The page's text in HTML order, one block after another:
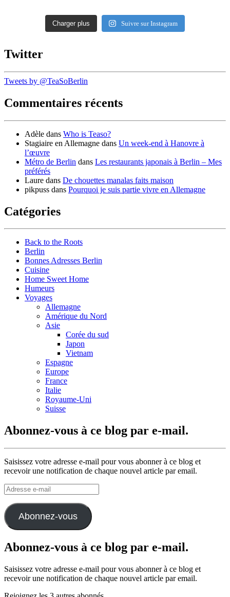
Charger plus Suivre sur Instagram
Twitter
Tweets by @TeaSoBerlin
Commentaires récents
Adèle dans Who is Teaso?
Stagiaire en Allemagne dans Un week-end à Hanovre à
l’œuvre
Métro de Berlin dans Les restaurants japonais à Berlin – Mes
préférés
Laure dans De chouettes manalas faits maison
pikpuss dans Pourquoi je suis partie vivre en Allemagne
Catégories
Back to the Roots
Berlin
Bonnes Adresses Berlin
Cuisine
Home Sweet Home
Humeurs
Voyages
Allemagne
Amérique du Nord
Asie
Corée du sud
Japon
Vietnam
Espagne
Europe
France
Italie
Royaume-Uni
Suisse
Abonnez-vous à ce blog par e-mail.
Saisissez votre adresse e-mail pour vous abonner à ce blog et
recevoir une notification de chaque nouvel article par email.
Adresse
e-
mail
Abonnez-vous
Abonnez-vous à ce blog par e-mail.
Saisissez votre adresse e-mail pour vous abonner à ce blog et
recevoir une notification de chaque nouvel article par email.